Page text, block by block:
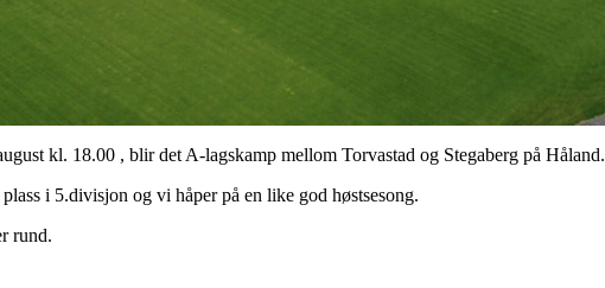
kl. 18.00 , blir det A-lagskamp mellom Torvastad og Stegaberg på Håland.
i 5.divisjon og vi håper på en like god høstsesong.
rund.